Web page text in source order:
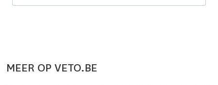
MEER OP VETO.BE